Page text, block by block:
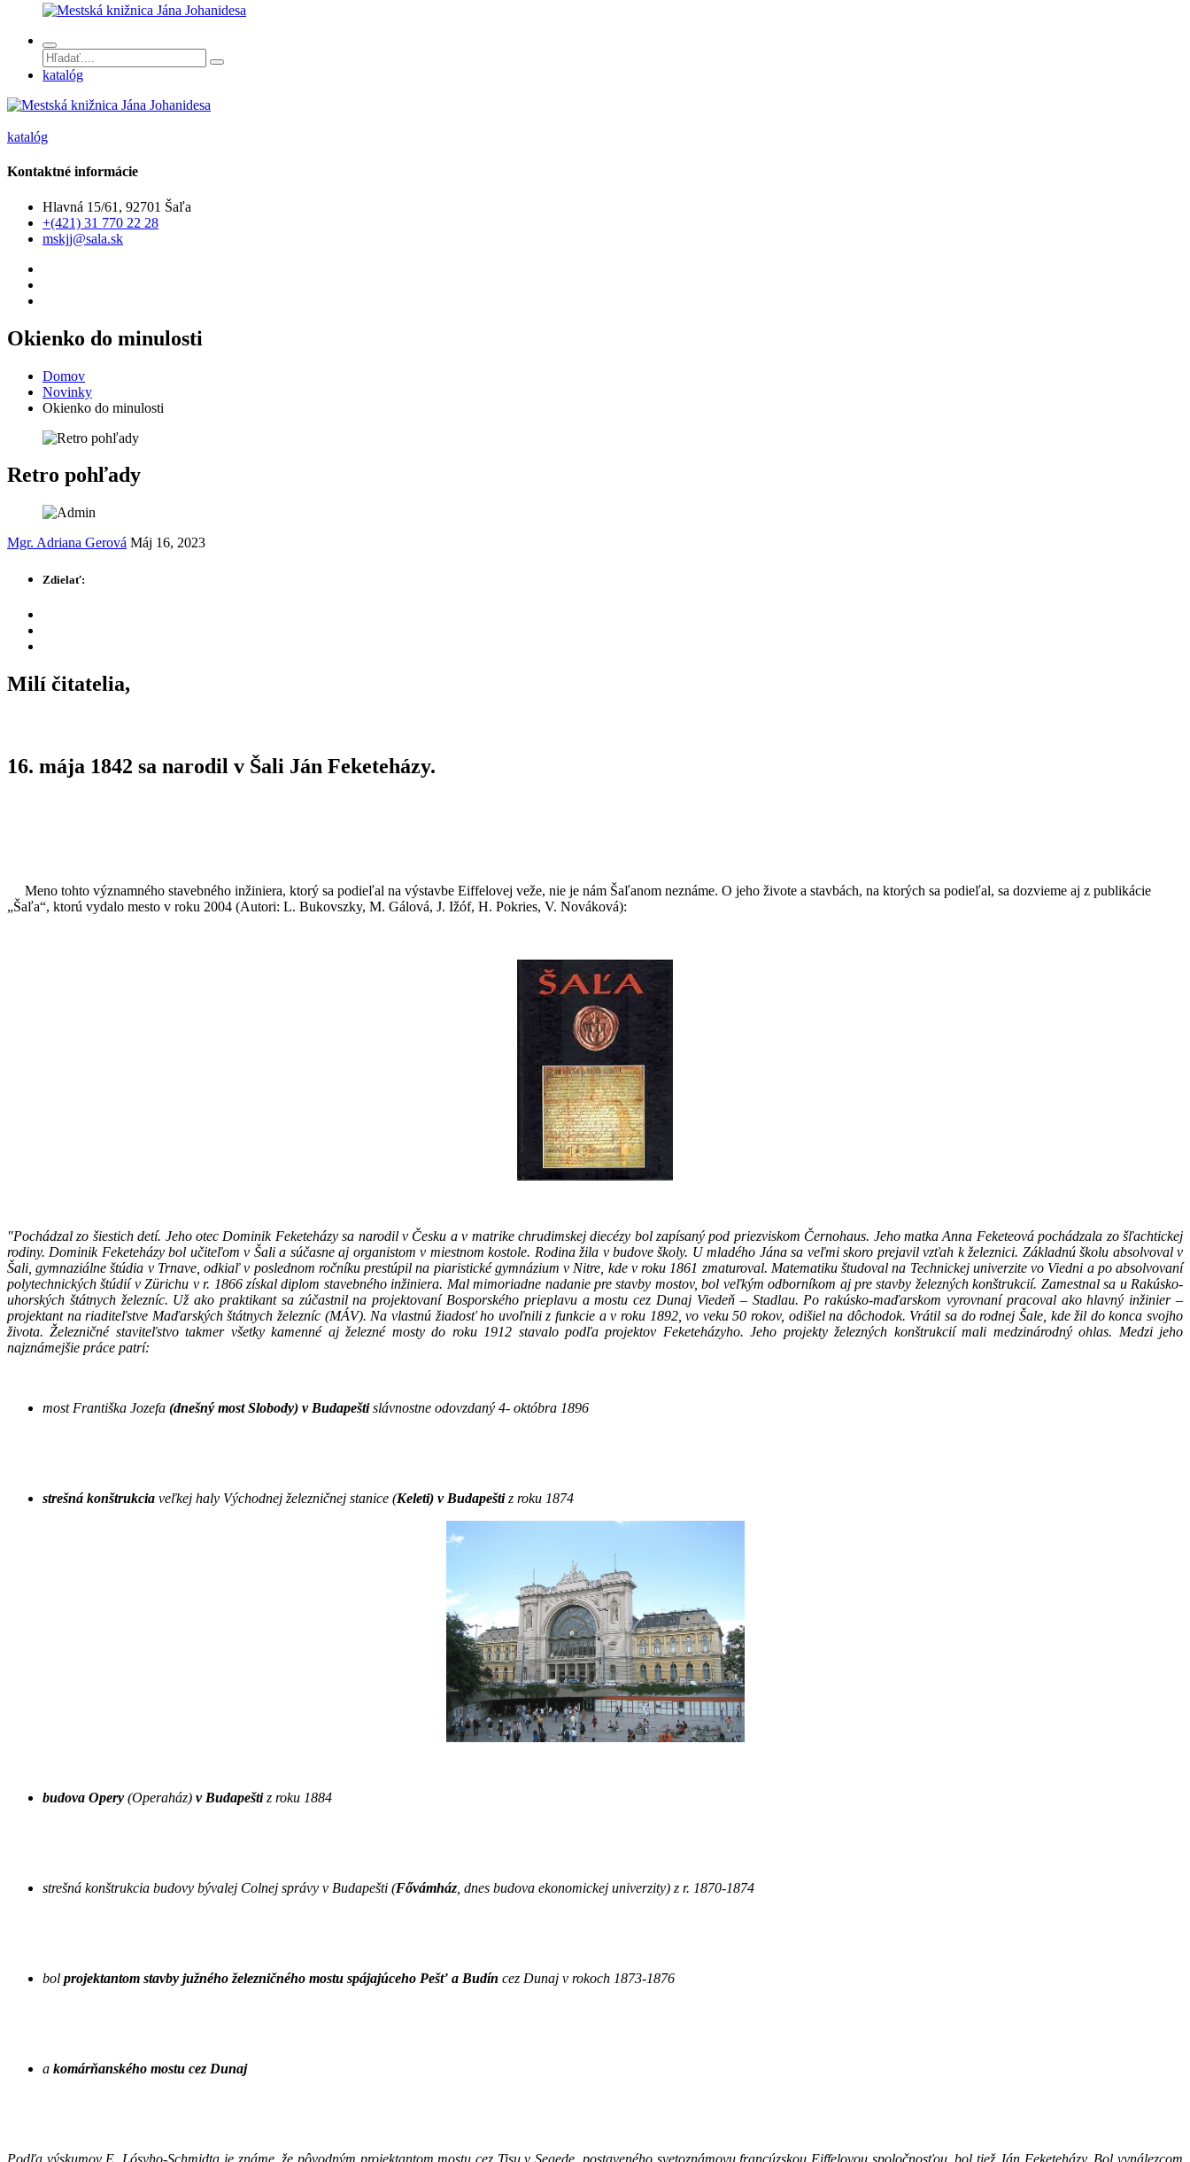
katalóg
katalóg
Kontaktné informácie
Hlavná 15/61, 92701 Šaľa
+(421) 31 770 22 28
mskjj@sala.sk
Okienko do minulosti
Domov
Novinky
Okienko do minulosti
Retro pohľady
Mgr. Adriana Gerová Máj 16, 2023
Zdielať:
Milí čitatelia,
16. mája 1842 sa narodil v Šali Ján Feketeházy.
Meno tohto významného stavebného inžiniera, ktorý sa podieľal na výstavbe Eiffelovej veže, nie je nám Šaľanom neznáme. O jeho živote a stavbách, na ktorých sa podieľal, sa dozvieme aj z publikácie
„Šaľa“, ktorú vydalo mesto v roku 2004 (Autori: L. Bukovszky, M. Gálová, J. Ižóf, H. Pokries, V. Nováková):
"Pochádzal zo šiestich detí. Jeho otec Dominik Feketeházy sa narodil v Česku a v matrike chrudimskej diecézy bol zapísaný pod priezviskom Černohaus. Jeho matka Anna Feketeová pochádzala zo šľachtickej
rodiny. Dominik Feketeházy bol učiteľom v Šali a súčasne aj organistom v miestnom kostole. Rodina žila v budove školy. U mladého Jána sa veľmi skoro prejavil vzťah k železnici. Základnú školu absolvoval v
Šali, gymnaziálne štúdia v Trnave, odkiaľ v poslednom ročníku prestúpil na piaristické gymnázium v Nitre, kde v roku 1861 zmaturoval. Matematiku študoval na Technickej univerzite vo Viedni a po absolvovaní
polytechnických štúdií v Zürichu v r. 1866 získal diplom stavebného inžiniera. Mal mimoriadne nadanie pre stavby mostov, bol veľkým odborníkom aj pre stavby železných konštrukcií. Zamestnal sa u Rakúsko-
uhorských štátnych železníc. Už ako praktikant sa zúčastnil na projektovaní Bosporského prieplavu a mostu cez Dunaj Viedeň – Stadlau. Po rakúsko-maďarskom vyrovnaní pracoval ako hlavný inžinier –
projektant na riaditeľstve Maďarských štátnych železníc (MÁV). Na vlastnú žiadosť ho uvoľnili z funkcie a v roku 1892, vo veku 50 rokov, odišiel na dôchodok. Vrátil sa do rodnej Šale, kde žil do konca svojho
života. Železničné staviteľstvo takmer všetky kamenné aj železné mosty do roku 1912 stavalo podľa projektov Feketeházyho. Jeho projekty železných konštrukcií mali medzinárodný ohlas. Medzi jeho
najznámejšie práce patrí:
most Františka Jozefa (dnešný most Slobody) v Budapeštislávnostne odovzdaný 4- októbra 1896
strešná konštrukcia veľkej haly Východnej železničnej stanice (Keleti) v Budapeštiz roku 1874
budova Opery (Operaház) v Budapeštiz roku 1884
strešná konštrukcia budovy bývalej Colnej správy v Budapešti (Fővámház, dnes budova ekonomickej univerzity) z r. 1870-1874
bol projektantom stavby južného železničného mostu spájajúceho Pešť a Budín cez Dunaj v rokoch 1873-1876
a komárňanského mostu cez Dunaj